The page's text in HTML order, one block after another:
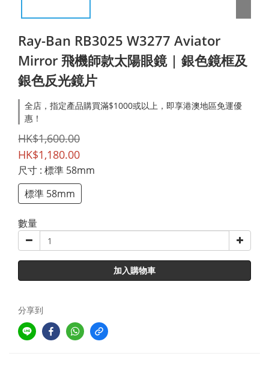
Ray-Ban RB3025 W3277 Aviator
Mirror 飛機師款太陽眼鏡 | 銀色鏡框及
銀色反光鏡片
全店，指定產品購買滿$1000或以上，即享港澳地區免運優
惠！
HK$1,600.00
HK$1,180.00
尺寸 : 標準 58mm
標準 58mm
數量
加入購物車
分享到